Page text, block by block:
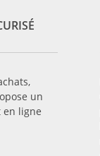
un
en ligne